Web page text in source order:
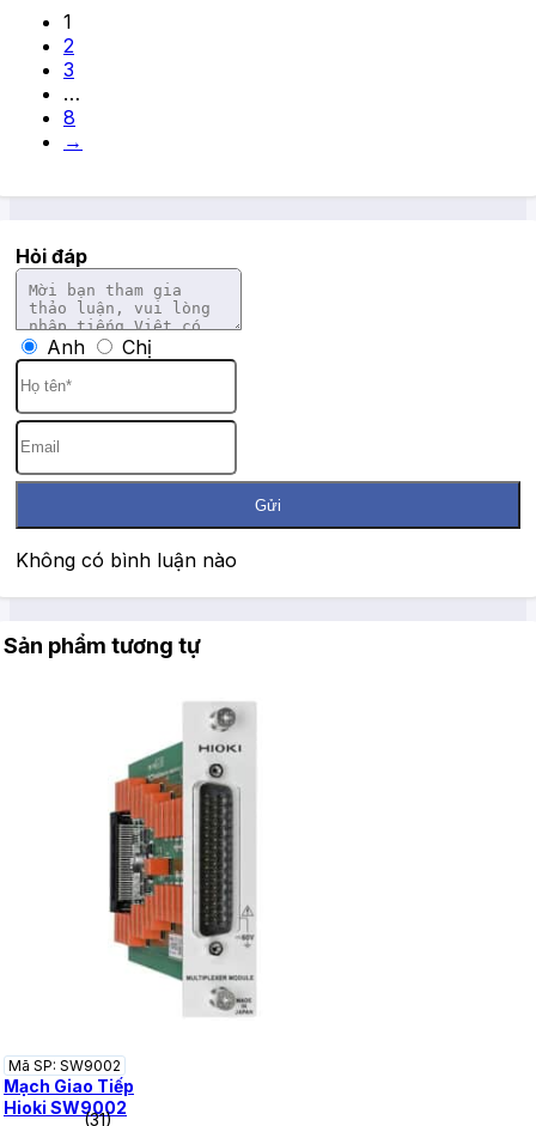
1
2
3
…
8
→
Hỏi đáp
Anh Chị
Gửi
Không có bình luận nào
Sản phẩm tương tự
Mã SP: SW9002
Mạch Giao Tiếp
Hioki SW9002
(31)